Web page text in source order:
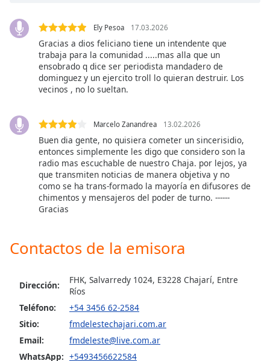
Opacity
Background
Opacity
Background
Edge
Style
Ely Pesoa 17.03.2026
Gracias a dios feliciano tiene un intendente que
trabaja para la comunidad .....mas alla que un
ensobrado q dice ser periodista mandadero de
dominguez y un ejercito troll lo quieran destruir. Los
vecinos , no lo sueltan.
Marcelo Zanandrea 13.02.2026
Buen dia gente, no quisiera cometer un sincerisidio,
entonces simplemente les digo que considero son la
radio mas escuchable de nuestro Chaja. por lejos, ya
que transmiten noticias de manera objetiva y no
como se ha trans-formado la mayoría en difusores de
chimentos y mensajeros del poder de turno. ------
Gracias
Contactos de la emisora
Dirección:
FHK, Salvarredy 1024, E3228 Chajarí, Entre
Ríos
Teléfono:
+54 3456 62-2584
Sitio:
fmdelestechajari.com.ar
Email:
fmdeleste@live.com.ar
WhatsApp: +5493456622584